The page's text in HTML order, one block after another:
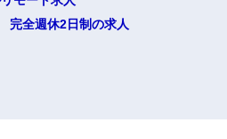
完全週休2日制の求人